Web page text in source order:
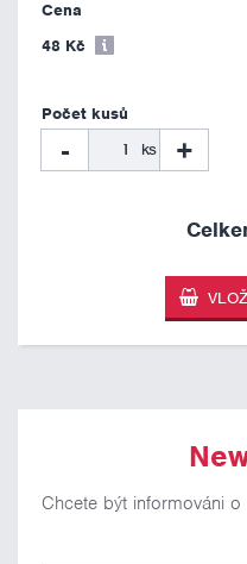
48 Kč
- ks +
Chcete být informováni